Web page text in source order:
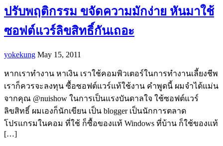
ปรับพฤติกรรม ขจัดความมักง่าย หันมาใช้
ซอฟต์แวร์ลิขสิทธิ์กันเถอะ
yokekung May 15, 2011
หากเราทำงาน หาเงิน เราใช้คอมพิวเตอร์ในการทำงานเลี้ยงชีพ
เราก็ควรจะลงทุน ซื้อซอฟต์แวร์แท้ใช้งาน คำพูดนี้ ผมจำได้แม่น
จากคุณ @nuishow ในการเป็นแรงบันดาลใจ ใช้ซอฟต์แวร์
ลิขสิทธิ์ ผมเองก็นักเขียน เป็น blogger เป็นนักการตลาด
โปรแกรมในคอม ที่ใช้ ก็ซื้อของแท้ Windows ที่บ้าน ก็ใช้ของแท้
[…]